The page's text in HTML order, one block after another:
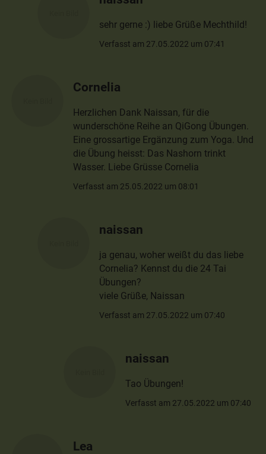
sehr gerne :) liebe Grüße Mechthild!
Verfasst am 27.05.2022 um 07:41
Cornelia
Herzlichen Dank Naissan, für die
wunderschöne Reihe an QiGong Übungen.
Eine grossartige Ergänzung zum Yoga. Und
die Übung heisst: Das Nashorn trinkt
Wasser. Liebe Grüsse Cornelia
Verfasst am 25.05.2022 um 08:01
naissan
ja genau, woher weißt du das liebe
Cornelia? Kennst du die 24 Tai
Übungen?
viele Grüße, Naissan
Verfasst am 27.05.2022 um 07:40
naissan
Tao Übungen!
Verfasst am 27.05.2022 um 07:40
Lea